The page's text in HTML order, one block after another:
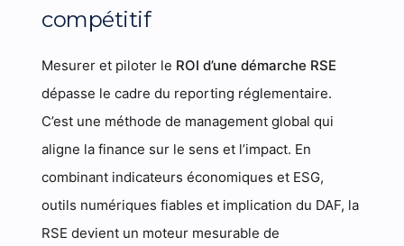
compétitif
Mesurer et piloter le ROI d’une démarche RSE
dépasse le cadre du reporting réglementaire.
C’est une méthode de management global qui
aligne la finance sur le sens et l’impact. En
combinant indicateurs économiques et ESG,
outils numériques fiables et implication du DAF, la
RSE devient un moteur mesurable de